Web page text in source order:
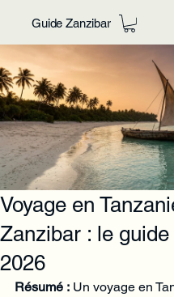
Guide Zanzibar
Voyage en
Zanzibar : le
2026
Résumé : Un voyage en